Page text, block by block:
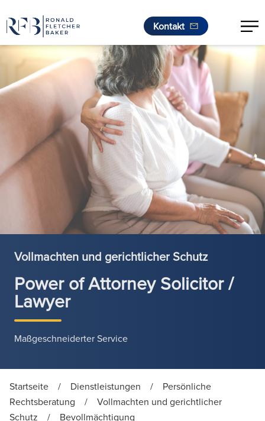
Zum Inhalt springen
Kontakt
Vollmachten und gerichtlicher Schutz
Power of Attorney Solicitor /
Lawyer
Maßgeschneiderter Service
Startseite / Dienstleistungen /
Persönliche
Rechtsberatung
/
Vollmachten und gerichtlicher
Schutz
/ Bevollmächtigung